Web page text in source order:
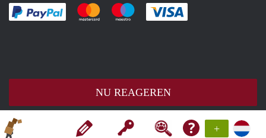
+
NU REAGEREN
Je rekent gemakkelijk af met Paypal
Je rekent gemakkelijk af met Mastercard
Je rekent gemakkelijk af met Meastro